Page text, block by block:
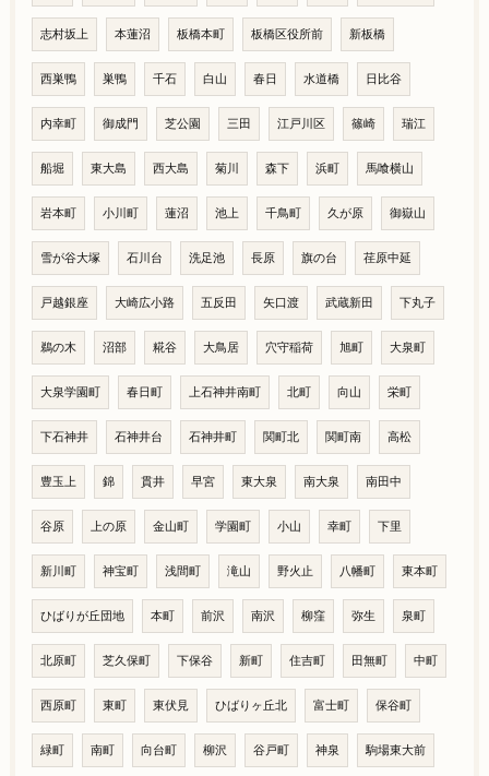
志村坂上 本蓮沼 板橋本町 板橋区役所前 新板橋
西巣鴨 巣鴨 千石 白山 春日 水道橋 日比谷
内幸町 御成門 芝公園 三田 江戸川区 篠崎 瑞江
船堀 東大島 西大島 菊川 森下 浜町 馬喰横山
岩本町 小川町 蓮沼 池上 千鳥町 久が原 御嶽山
雪が谷大塚 石川台 洗足池 長原 旗の台 荏原中延
戸越銀座 大崎広小路 五反田 矢口渡 武蔵新田 下丸子
鵜の木 沼部 糀谷 大鳥居 穴守稲荷 旭町 大泉町
大泉学園町 春日町 上石神井南町 北町 向山 栄町
下石神井 石神井台 石神井町 関町北 関町南 高松
豊玉上 錦 貫井 早宮 東大泉 南大泉 南田中
谷原 上の原 金山町 学園町 小山 幸町 下里
新川町 神宝町 浅間町 滝山 野火止 八幡町 東本町
ひばりが丘団地 本町 前沢 南沢 柳窪 弥生 泉町
北原町 芝久保町 下保谷 新町 住吉町 田無町 中町
西原町 東町 東伏見 ひばりヶ丘北 富士町 保谷町
緑町 南町 向台町 柳沢 谷戸町 神泉 駒場東大前